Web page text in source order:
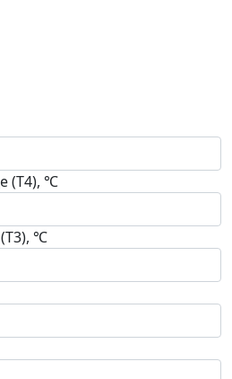
(T4), ℃
℃